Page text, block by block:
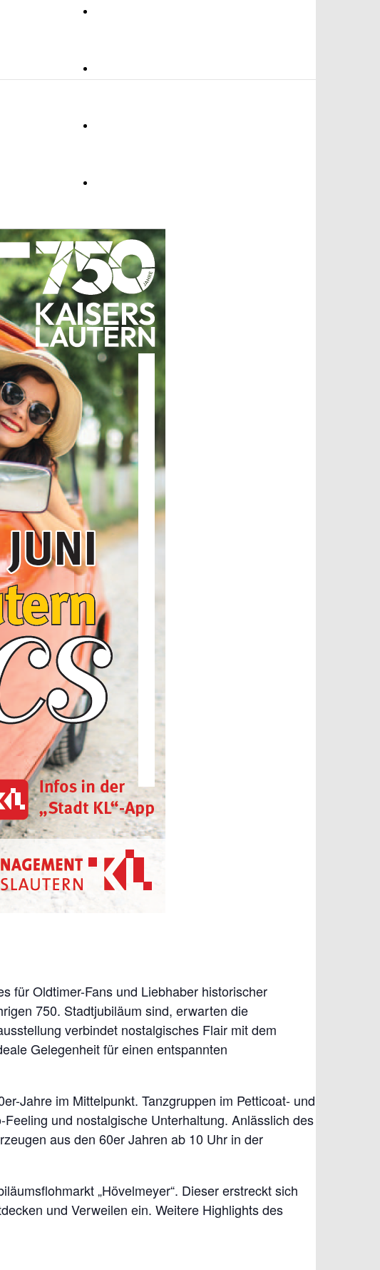
für Oldtimer-Fans und Liebhaber historischer
750. Stadtjubiläum sind, erwarten die
verbindet nostalgisches Flair mit dem
Gelegenheit für einen entspannten
Jahre im Mittelpunkt. Tanzgruppen im Petticoat- und
und nostalgische Unterhaltung. Anlässlich des
aus den 60er Jahren ab 10 Uhr in der
„Hövelmeyer“. Dieser erstreckt sich
und Verweilen ein. Weitere Highlights des